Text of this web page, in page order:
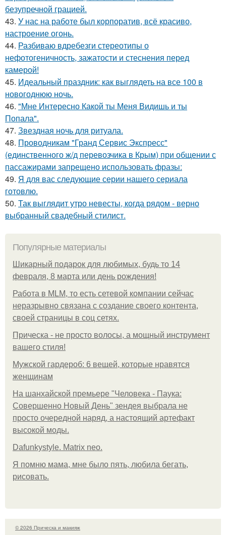
безупречной грацией.
43. У нас на работе был корпоратив, всё красиво,
настроение огонь.
44. Разбиваю вдребезги стереотипы о
нефотогеничность, зажатости и стеснения перед
камерой!
45. Идеальный праздник: как выглядеть на все 100 в
новогоднюю ночь.
46. "Мне Интересно Какой ты Меня Видишь и ты
Попала".
47. Звездная ночь для ритуала.
48. Проводникам "Гранд Сервис Экспресс"
(единственного ж/д перевозчика в Крым) при общении с
пассажирами запрещено использовать фразы:
49. Я для вас следующие серии нашего сериала
готовлю.
50. Так выглядит утро невесты, когда рядом - верно
выбранный свадебный стилист.
Популярные материалы
Шикарный подарок для любимых, будь то 14
февраля, 8 марта или день рождения!
Работа в MLM, то есть сетевой компании сейчас
неразрывно связана с создание своего контента,
своей страницы в соц сетях.
Прическа - не просто волосы, а мощный инструмент
вашего стиля!
Мужской гардероб: 6 вещей, которые нравятся
женщинам
На шанхайской премьере "Человека - Паука:
Совершенно Новый День" зендея выбрала не
просто очередной наряд, а настоящий артефакт
высокой моды.
Dafunkystyle. Matrix neo.
Я помню мама, мне было пять, любила бегать,
рисовать.
© 2026 Прическа и макияж